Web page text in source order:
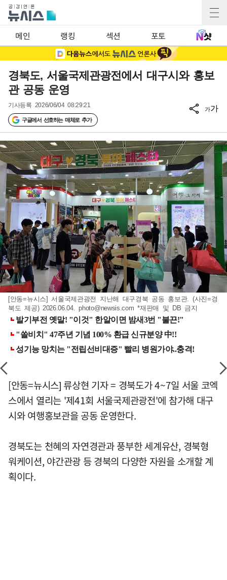
메인 랭킹 섹션 포토
경북도, 서울국제관광전에서 대구시와 홍보
관 공동 운영
기사등록 2026/06/04 08:29:21
구글에서 선호하는 매체로 추가
가가
[안동=뉴시스] 서울국제관광전 지난해 대구경북 공동 홍보관. (사진=경
북도 제공) 2026.06.04.photo@newsis.com *재판매 및 DB 금지
[안동=뉴시스] 류상현 기자 = 경북도가 4~7일 서울 코엑
스에서 열리는 '제41회 서울국제관광전'에 참가해 대구
시와 여행홍보관을 공동 운영한다.
경북도는 천혜의 자연경관과 풍부한 세계유산, 경북형
워케이션, 야간관광 등 경북의 다양한 자원을 소개할 계
획이다.